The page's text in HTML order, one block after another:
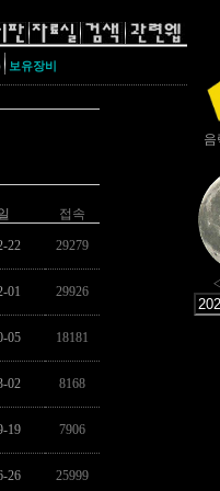
보유장비
접속
22 29279
01 29926
05 18181
02 8168
19 7906
26 25999